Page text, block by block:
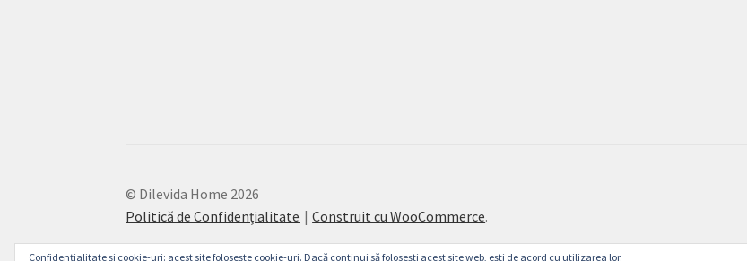
© Dilevida Home 2026
Politică de Confidențialitate
Construit cu WooCommerce.
Confidențialitate și cookie-uri: acest site folosește cookie-uri. Dacă continui să folosești acest site web, ești de acord cu utilizarea lor.